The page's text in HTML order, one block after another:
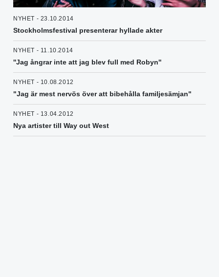
NYHET - 23.10.2014
Stockholmsfestival presenterar hyllade akter
NYHET - 11.10.2014
''Jag ångrar inte att jag blev full med Robyn''
NYHET - 10.08.2012
"Jag är mest nervös över att bibehålla familjesämjan"
NYHET - 13.04.2012
Nya artister till Way out West